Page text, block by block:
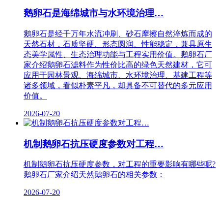
鹅卵石是海绵城市与水环境治理…
鹅卵石是经千万年水流冲刷、砂石摩擦自然淬炼而成的
天然石材，石质坚硬、形态圆润、性能稳定，兼具原生
态美学属性、生态治理功能与工程实用价值。鹅卵石厂
家介绍鹅卵石滤料作为性价比高的绿色天然建材，它可
应用于园林景观、海绵城市、水环境治理、基建工程等
诸多领域，看似朴素平凡，却具备不可替代的多元应用
价值。
2026-07-20
机制鹅卵石抗压硬度参数对工程…
机制鹅卵石抗压硬度参数，对工程的重要影响有哪些呢?
鹅卵石厂家介绍天然鹅卵石的相关参数：
2026-07-20